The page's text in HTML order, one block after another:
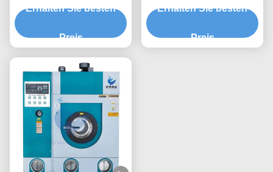
8 15-20 Waschzeit
Erhalten Sie besten
Preis
Erhalten Sie besten
Preis